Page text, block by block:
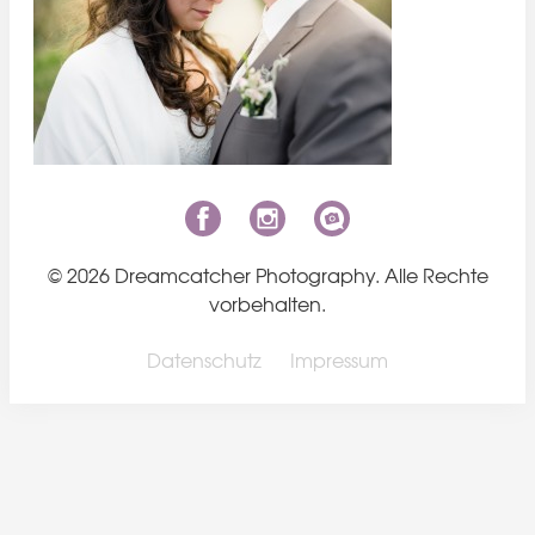
© 2026 Dreamcatcher Photography. Alle Rechte
vorbehalten.
Datenschutz
Impressum